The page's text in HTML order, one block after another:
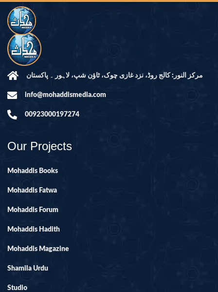
مرکز النور: کالج روڈ، نزد غازی چوک، ٹاؤن شپ، لاہور ۔ پاکستان
info@mohaddismedia.com
00923000197274
Our Projects
Mohaddis Books
Mohaddis Fatwa
Mohaddis Forum
Mohaddis Hadith
Mohaddis Magazine
Shamila Urdu
Studio